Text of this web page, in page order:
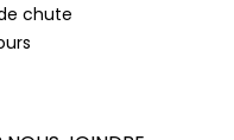
chute